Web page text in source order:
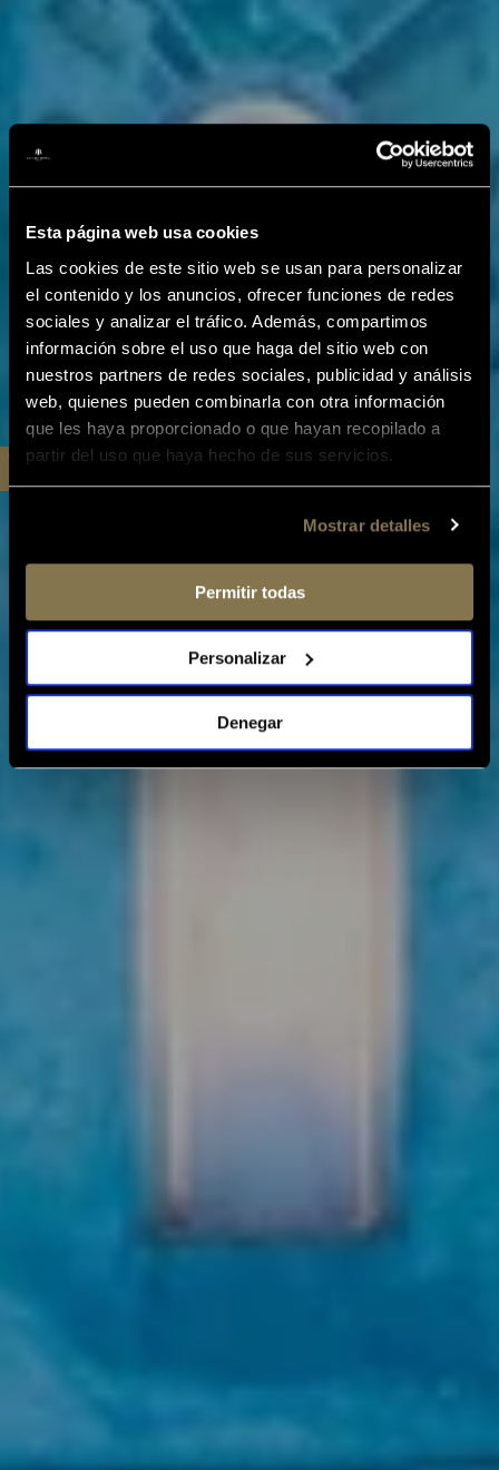
Esta página web usa cookies
Las cookies de este sitio web se usan para personalizar
el contenido y los anuncios, ofrecer funciones de redes
sociales y analizar el tráfico. Además, compartimos
información sobre el uso que haga del sitio web con
nuestros partners de redes sociales, publicidad y análisis
web, quienes pueden combinarla con otra información
que les haya proporcionado o que hayan recopilado a
partir del uso que haya hecho de sus servicios.
Mostrar detalles
Permitir todas
Personalizar
Denegar